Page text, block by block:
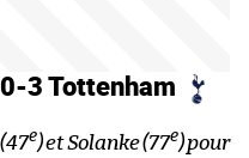
3 Tottenham
e) et Solanke (77e) pour